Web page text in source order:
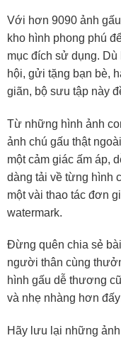
Với hơn 9090 ảnh
kho hình phong phú
mục đích sử dụng.
hội, gửi tặng bạn bè,
giãn, bộ sưu tập này
Từ những hình ảnh
ảnh chú gấu thật
một cảm giác ấm áp,
dàng tải về từng hình
một vài thao tác đơn
watermark.
Đừng quên chia sẻ
người thân cùng
hình gấu dễ thương
và nhẹ nhàng hơn
Hãy lưu lại những